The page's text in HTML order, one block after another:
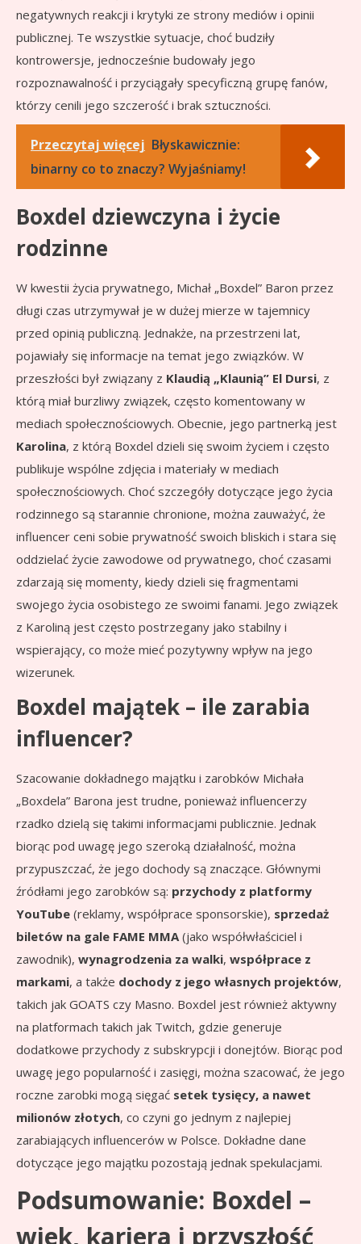
negatywnych reakcji i krytyki ze strony mediów i opinii
publicznej. Te wszystkie sytuacje, choć budziły
kontrowersje, jednocześnie budowały jego
rozpoznawalność i przyciągały specyficzną grupę fanów,
którzy cenili jego szczerość i brak sztuczności.
Przeczytaj więcej Błyskawicznie:
binarny co to znaczy? Wyjaśniamy!
Boxdel dziewczyna i życie
rodzinne
W kwestii życia prywatnego, Michał „Boxdel” Baron przez
długi czas utrzymywał je w dużej mierze w tajemnicy
przed opinią publiczną. Jednakże, na przestrzeni lat,
pojawiały się informacje na temat jego związków. W
przeszłości był związany z Klaudią „Klaunią” El Dursi, z
którą miał burzliwy związek, często komentowany w
mediach społecznościowych. Obecnie, jego partnerką jest
Karolina, z którą Boxdel dzieli się swoim życiem i często
publikuje wspólne zdjęcia i materiały w mediach
społecznościowych. Choć szczegóły dotyczące jego życia
rodzinnego są starannie chronione, można zauważyć, że
influencer ceni sobie prywatność swoich bliskich i stara się
oddzielać życie zawodowe od prywatnego, choć czasami
zdarzają się momenty, kiedy dzieli się fragmentami
swojego życia osobistego ze swoimi fanami. Jego związek
z Karoliną jest często postrzegany jako stabilny i
wspierający, co może mieć pozytywny wpływ na jego
wizerunek.
Boxdel majątek – ile zarabia
influencer?
Szacowanie dokładnego majątku i zarobków Michała
„Boxdela” Barona jest trudne, ponieważ influencerzy
rzadko dzielą się takimi informacjami publicznie. Jednak
biorąc pod uwagę jego szeroką działalność, można
przypuszczać, że jego dochody są znaczące. Głównymi
źródłami jego zarobków są: przychody z platformy
YouTube (reklamy, współprace sponsorskie), sprzedaż
biletów na gale FAME MMA(jako współwłaściciel i
zawodnik), wynagrodzenia za walki, współprace z
markami, a także dochody z jego własnych projektów,
takich jak GOATS czy Masno. Boxdel jest również aktywny
na platformach takich jak Twitch, gdzie generuje
dodatkowe przychody z subskrypcji i donejtów. Biorąc pod
uwagę jego popularność i zasięgi, można szacować, że jego
roczne zarobki mogą sięgać setek tysięcy, a nawet
milionów złotych, co czyni go jednym z najlepiej
zarabiających influencerów w Polsce. Dokładne dane
dotyczące jego majątku pozostają jednak spekulacjami.
Podsumowanie: Boxdel –
wiek, kariera i przyszłość